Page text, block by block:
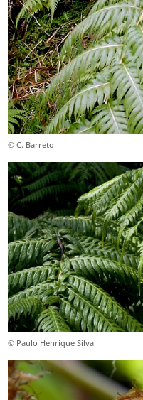
© C. Barreto
© Paulo Henrique Silva